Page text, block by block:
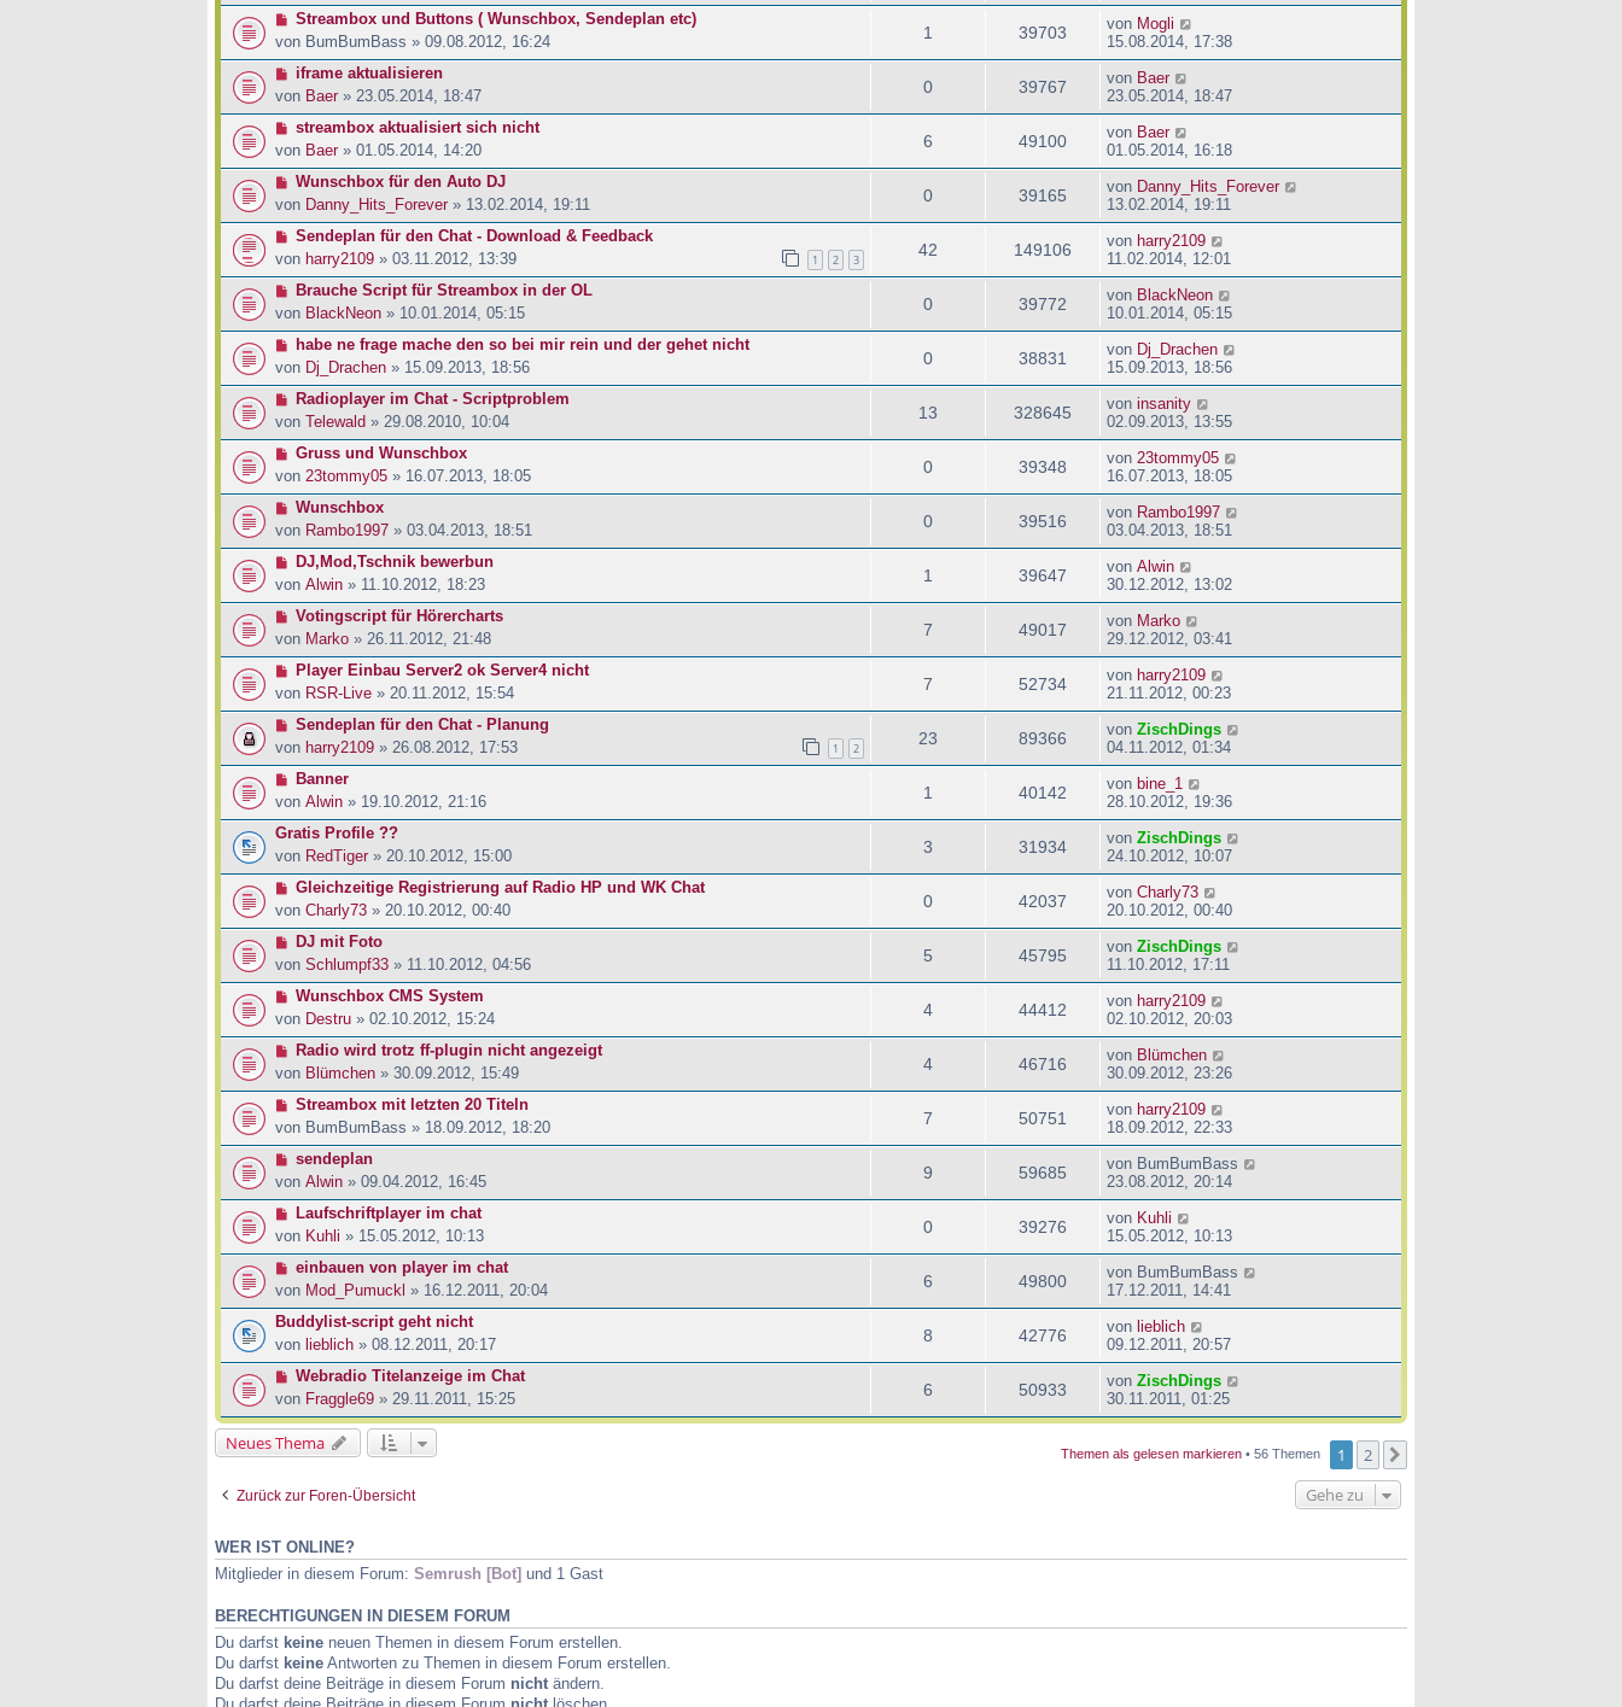
Streambox und Buttons ( Wunschbox, Sendeplan etc)
von BumBumBass » 09.08.2012, 16:24 1 39703 von Mogli
15.08.2014, 17:38
iframe aktualisieren
von Baer » 23.05.2014, 18:47 0 39767 von Baer
23.05.2014, 18:47
streambox aktualisiert sich nicht
von Baer» 01.05.2014, 14:20 6 49100 von Baer
01.05.2014, 16:18
Wunschbox für den Auto DJ
von Danny_Hits_Forever » 13.02.2014, 19:11 0 39165 von Danny_Hits_Forever
13.02.2014, 19:11
Sendeplan für den Chat - Download & Feedback
von harry2109 » 03.11.2012, 13:39 1 2 3
42 149106 von harry2109
11.02.2014, 12:01
Brauche Script für Streambox in der OL
von BlackNeon » 10.01.2014, 05:15 0 39772 von BlackNeon
10.01.2014, 05:15
habe ne frage mache den so bei mir rein und der gehet nicht
von Dj_Drachen » 15.09.2013, 18:56 0 38831 von Dj_Drachen
15.09.2013, 18:56
Radioplayer im Chat - Scriptproblem
von Telewald » 29.08.2010, 10:04 13 328645 von insanity
02.09.2013, 13:55
Gruss und Wunschbox
von 23tommy05 » 16.07.2013, 18:05 0 39348 von 23tommy05
16.07.2013, 18:05
Wunschbox
von Rambo1997 » 03.04.2013, 18:51 0 39516 von Rambo1997
03.04.2013, 18:51
DJ,Mod,Tschnik bewerbun
von Alwin » 11.10.2012, 18:23 1 39647 von Alwin
30.12.2012, 13:02
Votingscript für Hörercharts
von Marko » 26.11.2012, 21:48 7 49017 von Marko
29.12.2012, 03:41
Player Einbau Server2 ok Server4 nicht
von RSR-Live » 20.11.2012, 15:54 7 52734 von harry2109
21.11.2012, 00:23
Sendeplan für den Chat - Planung
von harry2109 » 26.08.2012, 17:53 1 2
23 89366 von ZischDings
04.11.2012, 01:34
Banner
von Alwin » 19.10.2012, 21:16 1 40142 von bine_1
28.10.2012, 19:36
Gratis Profile ??
von RedTiger » 20.10.2012, 15:00 3 31934 von ZischDings
24.10.2012, 10:07
Gleichzeitige Registrierung auf Radio HP und WK Chat
von Charly73 » 20.10.2012, 00:40 0 42037 von Charly73
20.10.2012, 00:40
DJ mit Foto
von Schlumpf33 » 11.10.2012, 04:56 5 45795 von ZischDings
11.10.2012, 17:11
Wunschbox CMS System
von Destru » 02.10.2012, 15:24 4 44412 von harry2109
02.10.2012, 20:03
Radio wird trotz ff-plugin nicht angezeigt
von Blümchen » 30.09.2012, 15:49 4 46716 von Blümchen
30.09.2012, 23:26
Streambox mit letzten 20 Titeln
von BumBumBass » 18.09.2012, 18:20 7 50751 von harry2109
18.09.2012, 22:33
sendeplan
von Alwin » 09.04.2012, 16:45 9 59685 von BumBumBass
23.08.2012, 20:14
Laufschriftplayer im chat
von Kuhli » 15.05.2012, 10:13 0 39276 von Kuhli
15.05.2012, 10:13
einbauen von player im chat
von Mod_Pumuckl » 16.12.2011, 20:04 6 49800 von BumBumBass
17.12.2011, 14:41
Buddylist-script geht nicht
von lieblich » 08.12.2011, 20:17 8 42776 von lieblich
09.12.2011, 20:57
Webradio Titelanzeige im Chat
von Fraggle69 » 29.11.2011, 15:25 6 50933 von ZischDings
30.11.2011, 01:25
Neues Thema Themen als gelesen markieren • 56 Themen 1 2
Zurück zur Foren-Übersicht Gehe zu
WER IST ONLINE?
Mitglieder in diesem Forum: Semrush [Bot] und 1 Gast
BERECHTIGUNGEN IN DIESEM FORUM
Du darfst keine neuen Themen in diesem Forum erstellen.
Du darfst keine Antworten zu Themen in diesem Forum erstellen.
Du darfst deine Beiträge in diesem Forum nicht ändern.